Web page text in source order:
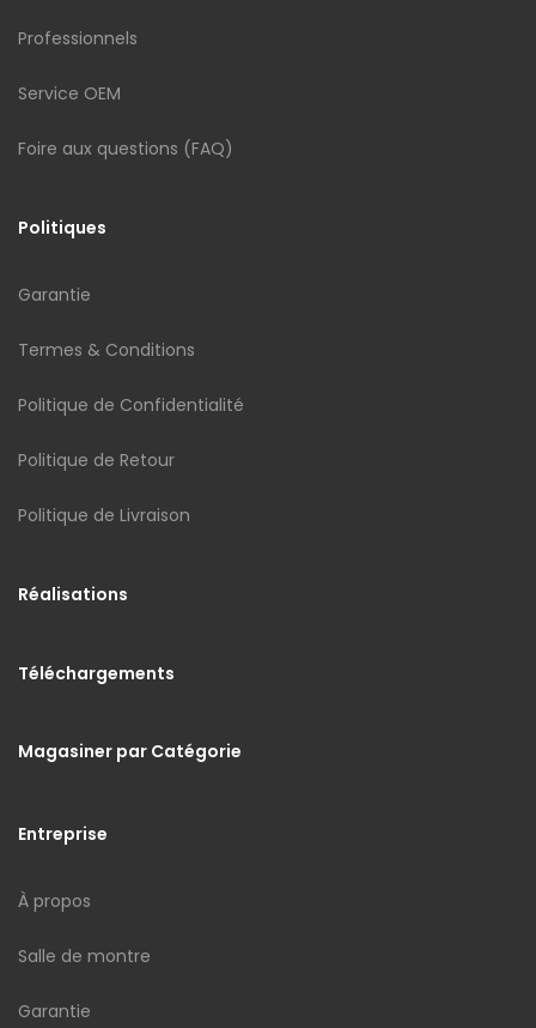
Professionnels
Service OEM
Foire aux questions (FAQ)
Politiques
Garantie
Termes & Conditions
Politique de Confidentialité
Politique de Retour
Politique de Livraison
Réalisations
Téléchargements
Magasiner par Catégorie
Entreprise
À propos
Salle de montre
Garantie